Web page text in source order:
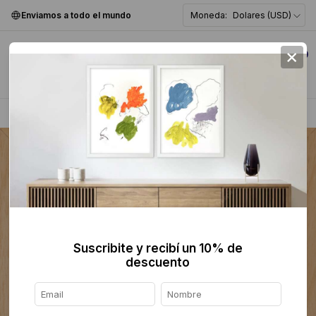
Enviamos a todo el mundo Moneda: Dolares (USD)
0
×
Suscribite y recibí un 10% de
descuento